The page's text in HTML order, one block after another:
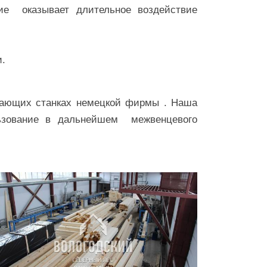
оказывает длительное воздействие
первый год эксплуатации.
станках немецкой фирмы . Наша
в дальнейшем межвенцевого